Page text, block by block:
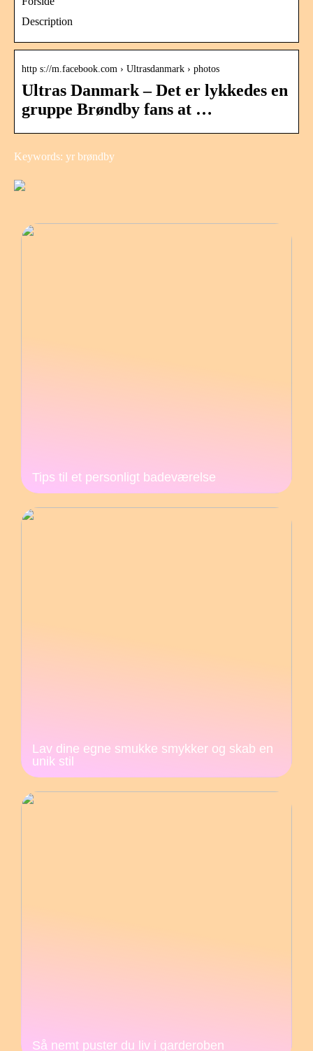
Description
http s://m.facebook.com › Ultrasdanmark › photos
Ultras Danmark – Det er lykkedes en
gruppe Brøndby fans at …
Keywords: yr brøndby
Tips til et personligt badeværelse
Lav dine egne smukke smykker og skab en
unik stil
Så nemt puster du liv i garderoben